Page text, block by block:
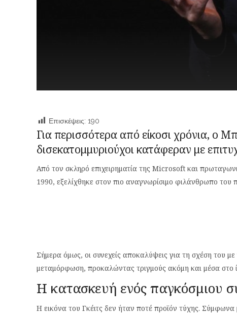
Επισκέψεις: 190
Για περισσότερα από είκοσι χρόνια, ο
δισεκατομμυριούχοι κατάφεραν με
Από τον σκληρό επιχειρηματία της Microsoft και
1990, εξελίχθηκε στον πιο αναγνωρίσιμο φιλάνθρωπο του
Σήμερα όμως, οι συνεχείς αποκαλύψεις για τη σχέση του
μεταμόρφωση, προκαλώντας τριγμούς ακόμη και μέσα στο
Η κατασκευή ενός παγκόσμιου
Η εικόνα του Γκέιτς δεν ήταν ποτέ προϊόν τύχης.